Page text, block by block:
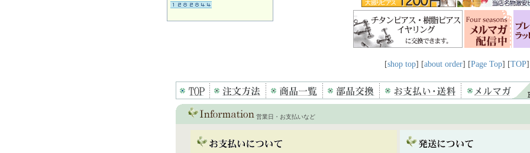
[shop top] [about order] [Page Top] [TOP]
営業日・お支払いなど